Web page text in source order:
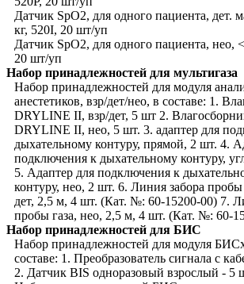
Датчик SpO2, для одного пациента, дет.
кг, 520I, 20 шт/уп
Датчик SpO2, для одного пациента, нео,
20 шт/уп
Набор принадлежностей для мультигаза
Набор принадлежностей для модуля
анестетиков, взр/дет/нео, в составе: 1.
DRYLINE II, взр/дет, 5 шт 2.
DRYLINE II, нео, 5 шт. 3. адаптер для
дыхательному контуру, прямой, 2 шт. 4.
подключения к дыхательному контуру,
5. Адаптер для подключения к
контуру, нео, 2 шт. 6. Линия забора пробы
дет, 2,5 м, 4 шт. (Кат. №: 60-15200-00) 7.
пробы газа, нео, 2,5 м, 4 шт. (Кат. №: 60-
Набор принадлежностей для БИС
Набор принадлежностей для модуля
составе: 1. Преобразователь сигнала с
2. Датчик BIS одноразовый взрослый - 5